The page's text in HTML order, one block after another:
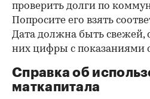
проверить долги по
Попросите его взять
Дата должна быть свежей,
них цифры с показаниями
Справка об
маткапитала